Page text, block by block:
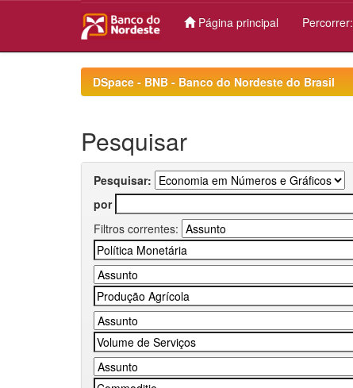
Página principal Percorrer:
DSpace - BNB - Banco do Nordeste do Brasil
Pesquisar
Pesquisar:
por
Filtros correntes: